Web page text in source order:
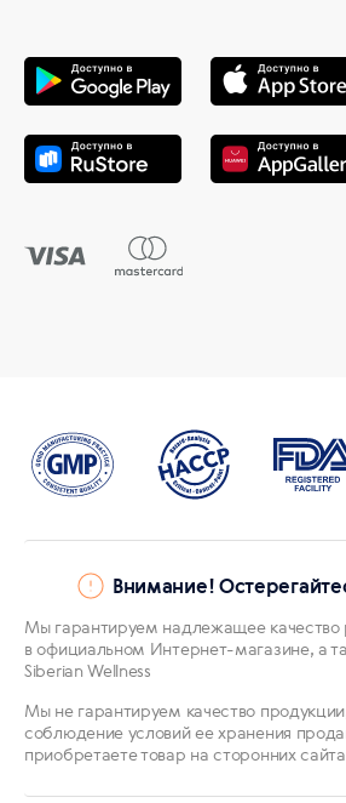
Внимание!
Мы гарантируем надлежащее качество
в официальном Интернет-магазине, а
Siberian Wellness
Мы не гарантируем качество
соблюдение условий ее хранения
приобретаете товар на сторонних